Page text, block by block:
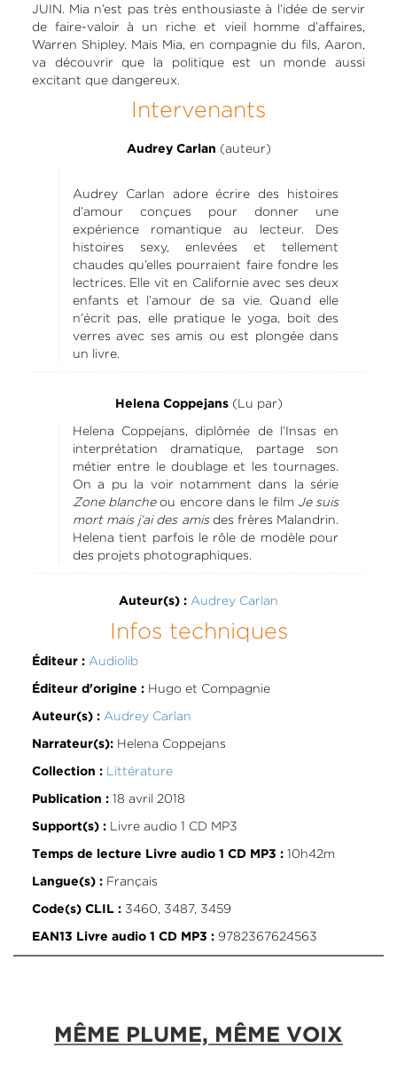
JUIN. Mia n’est pas très enthousiaste à l’idée de servir
de faire-valoir à un riche et vieil homme d’affaires,
Warren Shipley. Mais Mia, en compagnie du fils, Aaron,
va découvrir que la politique est un monde aussi
excitant que dangereux.
Intervenants
Audrey Carlan (auteur)
Audrey Carlan adore écrire des histoires
d’amour conçues pour donner une
expérience romantique au lecteur. Des
histoires sexy, enlevées et tellement
chaudes qu’elles pourraient faire fondre les
lectrices. Elle vit en Californie avec ses deux
enfants et l’amour de sa vie. Quand elle
n’écrit pas, elle pratique le yoga, boit des
verres avec ses amis ou est plongée dans
un livre.
Helena Coppejans(Lu par)
Helena Coppejans, diplômée de l’Insas en
interprétation dramatique, partage son
métier entre le doublage et les tournages.
On a pu la voir notamment dans la série
Zone blancheou encore dans le film Je suis
mort mais j’ai des amisdes frères Malandrin.
Helena tient parfois le rôle de modèle pour
des projets photographiques.
Auteur(s) : Audrey Carlan
Infos techniques
Éditeur : Audiolib
Éditeur d'origine :Hugo et Compagnie
Auteur(s) : Audrey Carlan
Narrateur(s):Helena Coppejans
Collection : Littérature
Publication :18 avril 2018
Support(s) :Livre audio 1 CD MP3
Temps de lecture Livre audio 1 CD MP3 :10h42m
Langue(s) :Français
Code(s) CLIL :3460, 3487, 3459
EAN13 Livre audio 1 CD MP3 :9782367624563
MÊME PLUME, MÊME VOIX